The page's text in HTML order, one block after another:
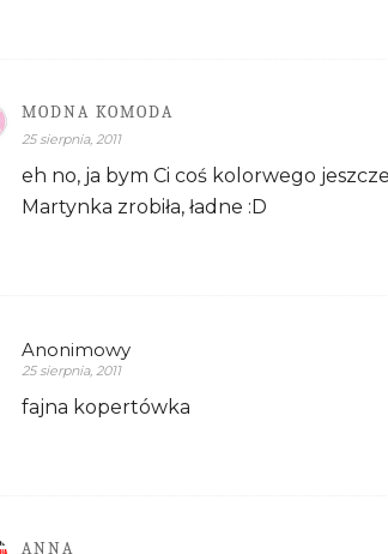
MODNA KOMODA
25 sierpnia, 2011
eh no, ja bym Ci coś kolorwego
Martynka zrobiła, ładne :D
Anonimowy
25 sierpnia, 2011
fajna kopertówka
ANNA